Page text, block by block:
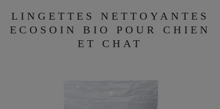
LINGETTES NETTOYANTES
ECOSOIN BIO POUR CHIEN
ET CHAT